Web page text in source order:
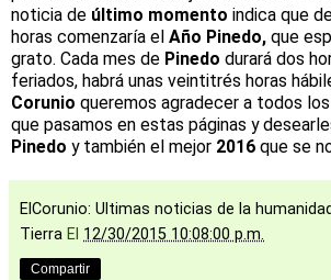
noticia de último momento indica que
horas comenzaría el Año Pinedo, que
grato. Cada mes de Pinedo durará dos
feriados, habrá unas veintitrés horas
Corunio queremos agradecer a todos
que pasamos en estas páginas y
Pinedo y también el mejor 2016 que se
ElCorunio: Ultimas noticias de la
Tierra El 12/30/2015 10:08:00 p.m.
Compartir